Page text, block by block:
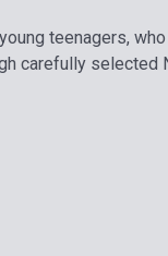
teenagers,
carefully selected